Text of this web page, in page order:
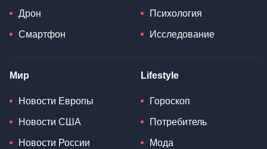
Дрон
Смартфон
Психология
Исследование
Мир
Новости Европы
Новости США
Новости России
Lifestyle
Гороскоп
Потребитель
Мода